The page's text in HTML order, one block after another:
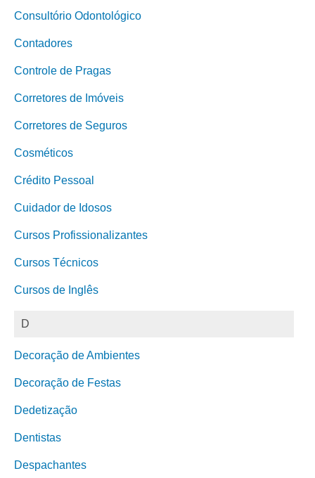
Consultório Odontológico
Contadores
Controle de Pragas
Corretores de Imóveis
Corretores de Seguros
Cosméticos
Crédito Pessoal
Cuidador de Idosos
Cursos Profissionalizantes
Cursos Técnicos
Cursos de Inglês
D
Decoração de Ambientes
Decoração de Festas
Dedetização
Dentistas
Despachantes